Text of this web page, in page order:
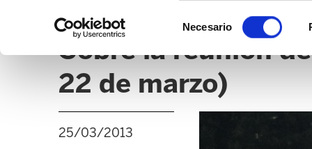
Necesario
Sobre la reunión
22 de marzo)
25/03/2013